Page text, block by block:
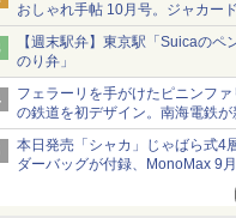
おしゃれ手帖 10月号。ジャカー
ザイン
【週末駅弁】東京駅「Suicaのペ
のり弁」
フェラーリを手がけたピニンフ
の鉄道を初デザイン。南海電鉄が
特急」をなにわ筋線へ導入
本日発売「シャカ」じゃばら式4
ダーバッグが付録、MonoMax 9